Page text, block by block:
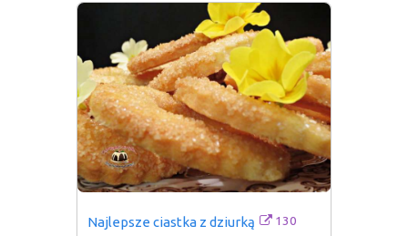
Najlepsze ciastka z dziurką 130